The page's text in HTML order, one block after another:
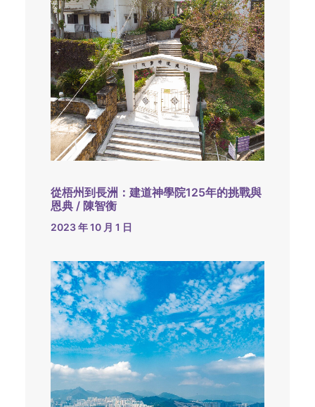
從梧州到長洲：建道神學院125年的挑戰與
恩典 / 陳智衡
2023 年 10 月 1 日